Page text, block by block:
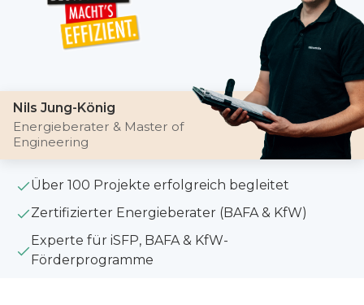
Nils Jung-König
Energieberater & Master of
Engineering
Über 100 Projekte erfolgreich begleitet
Zertifizierter Energieberater (BAFA & KfW)
Experte für iSFP, BAFA & KfW-
Förderprogramme